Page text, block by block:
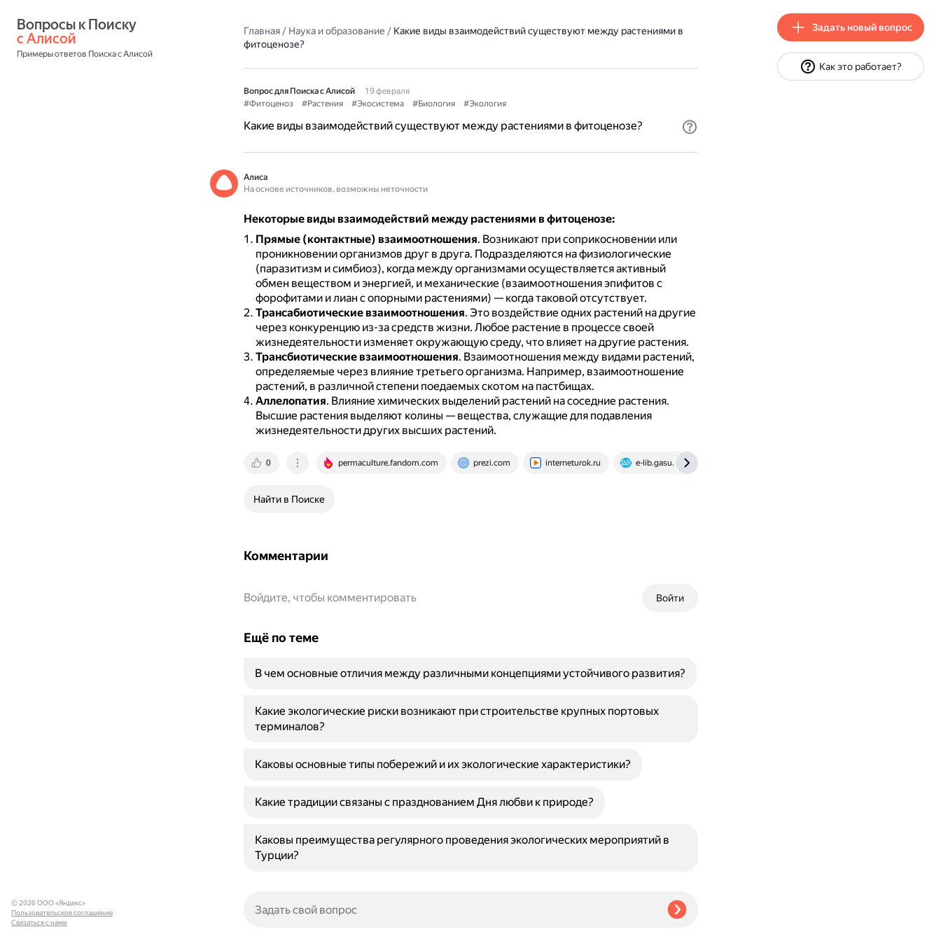
с Алисой
Примеры ответов Поиска с Алисой
Главная/ Наука и образование / Какие виды взаимодействий существуют между растениями в
фитоценозе?
Вопрос для Поиска с Алисой
19 февраля
#Фитоценоз
#Растения #Экосистема #Биология #Экология
Какие виды взаимодействий существуют между растениями в фитоценозе?
Алиса
На основе источников, возможны неточности
Некоторые виды взаимодействий между растениями в фитоценозе:
Прямые (контактные) взаимоотношения. Возникают при соприкосновении или
проникновении организмов друг в друга. Подразделяются на физиологические
(паразитизм и симбиоз), когда между организмами осуществляется активный
обмен веществом и энергией, и механические (взаимоотношения эпифитов с
форофитами и лиан с опорными растениями) — когда таковой отсутствует.
Трансабиотические взаимоотношения. Это воздействие одних растений на другие
через конкуренцию из-за средств жизни. Любое растение в процессе своей
жизнедеятельности изменяет окружающую среду, что влияет на другие растения.
Трансбиотические взаимоотношения. Взаимоотношения между видами растений,
определяемые через влияние третьего организма. Например, взаимоотношение
растений, в различной степени поедаемых скотом на пастбищах.
Аллелопатия. Влияние химических выделений растений на соседние растения.
Высшие растения выделяют колины — вещества, служащие для подавления
жизнедеятельности других высших растений.
0 permaculture.fandom.com prezi.com interneturok.ru e-lib.gasu.ru
Найти в Поиске
Комментарии
Войти
Войдите, чтобы комментировать
Ещё по теме
В чем основные отличия между различными концепциями устойчивого развития?
Какие экологические риски возникают при строительстве крупных портовых
терминалов?
Каковы основные типы побережий и их экологические характеристики?
Какие традиции связаны с празднованием Дня любви к природе?
Каковы преимущества регулярного проведения экологических мероприятий в
Турции?
© 2026 ООО «Яндекс»
Пользовательское соглашение
Связаться с нами
Задать новый вопрос
Как это работает?